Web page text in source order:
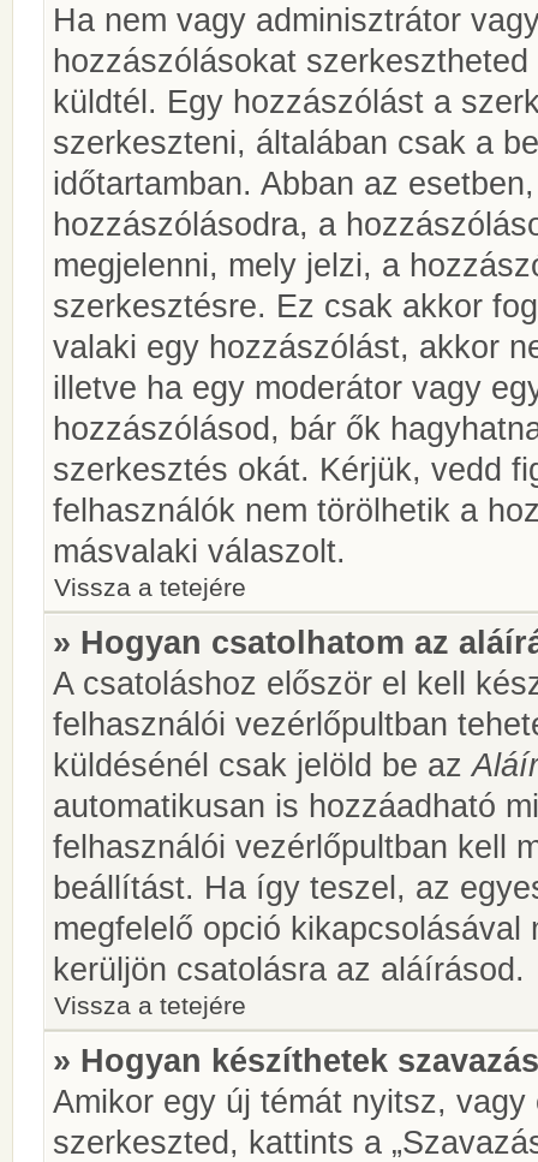
Ha nem vagy adminisztrátor
hozzászólásokat
küldtél. Egy hozzászólást a
szerkeszteni, általában csak a
időtartamban. Abban az
hozzászólásodra, a
megjelenni, mely jelzi, a
szerkesztésre. Ez csak akkor
valaki egy hozzászólást, akkor
illetve ha egy moderátor vagy
hozzászólásod, bár ők
szerkesztés okát. Kérjük, vedd
felhasználók nem törölhetik a
másvalaki válaszolt.
Vissza a tetejére
» Hogyan csatolhatom az
A csatoláshoz először el kell
felhasználói vezérlőpultban
küldésénél csak jelöld be az
automatikusan is hozzáadható
felhasználói vezérlőpultban kell
beállítást. Ha így teszel, az
megfelelő opció
kerüljön csatolásra az aláírásod.
Vissza a tetejére
» Hogyan készíthetek
Amikor egy új témát nyitsz,
szerkeszted, kattints a